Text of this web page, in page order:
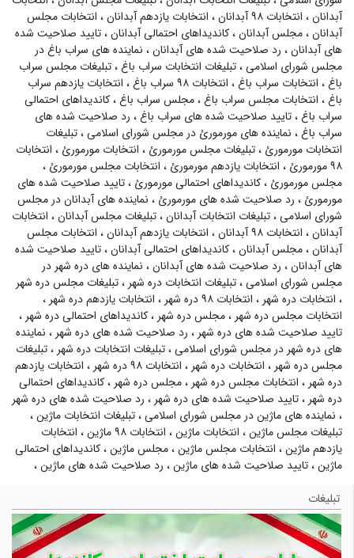
آبدانان، انتخابات ۹۸ آبدانان ، انتخابات یازدهم آبدانان، انتخابات مجلس
آبدانان،مجلس آبدانان،کاندیداهای احتمالی آبدانان،تایید صلاحیت شده
های آبدانان، رد صلاحیت شده های آبدانان، نماینده های سراب باغ در
مجلس شورای اسلامی،تبلیغات انتخابات سراب باغ،تبلیغات مجلس سراب
باغ، انتخابات سراب باغ، انتخابات ۹۸ سراب باغ ، انتخابات یازدهم سراب
باغ، انتخابات مجلس سراب باغ،مجلس سراب باغ،کاندیداهای احتمالی
سراب باغ،تایید صلاحیت شده های سراب باغ، رد صلاحیت شده های
سراب باغ، نماینده های مورمورئ در مجلس شورای اسلامی،تبلیغات
انتخابات مورمورئ ،تبلیغات مجلس مورمورئ ، انتخابات مورمورئ ، انتخابات
۹۸ مورمورئ
، انتخابات یازدهم مورمورئ ، انتخابات مجلس مورمورئ ،
مجلس مورمورئ ،کاندیداهای احتمالی مورمورئ ،تایید صلاحیت شده های
مورمورئ ، رد صلاحیت شده های مورمورئ ، نماینده های آبدانان در مجلس
شورای اسلامی،تبلیغات انتخابات آبدانان،تبلیغات مجلس آبدانان، انتخابات
آبدانان، انتخابات ۹۸ آبدانان ، انتخابات یازدهم آبدانان، انتخابات مجلس
آبدانان،مجلس آبدانان،کاندیداهای احتمالی آبدانان،تایید صلاحیت شده
های آبدانان، رد صلاحیت شده های آبدانان، نماینده های دره شهر در
مجلس شورای اسلامی،تبلیغات انتخابات دره شهر ،تبلیغات مجلس دره شهر
، انتخابات دره شهر ، انتخابات ۹۸ دره شهر ، انتخابات یازدهم دره شهر ،
انتخابات مجلس دره شهر ،مجلس دره شهر ،کاندیداهای احتمالی دره شهر ،
تایید صلاحیت شده های دره شهر ، رد صلاحیت شده های دره شهر ، نماینده
های دره شهر در مجلس شورای اسلامی،تبلیغات انتخابات دره شهر ،تبلیغات
مجلس دره شهر ، انتخابات دره شهر ، انتخابات ۹۸ دره شهر ، انتخابات یازدهم
دره شهر ، انتخابات مجلس دره شهر ،مجلس دره شهر ،کاندیداهای احتمالی
دره شهر ،تایید صلاحیت شده های دره شهر ، رد صلاحیت شده های دره شهر
، نماینده های ماژین در مجلس شورای اسلامی،تبلیغات انتخابات ماژین،
تبلیغات مجلس ماژین، انتخابات ماژین، انتخابات ۹۸ ماژین ، انتخابات
یازدهم ماژین، انتخابات مجلس ماژین،مجلس ماژین،کاندیداهای احتمالی
ماژین،تایید صلاحیت شده های ماژین، رد صلاحیت شده های ماژین،
تبلیغات